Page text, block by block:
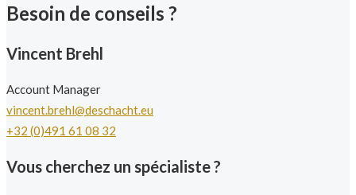
Besoin de conseils ?
Vincent Brehl
Account Manager
vincent.brehl@deschacht.eu
+32 (0)491 61 08 32
Vous cherchez un spécialiste ?